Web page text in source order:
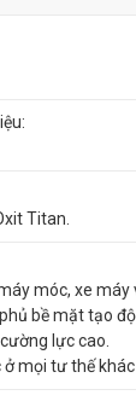
Titan.
móc, xe
bề mặt tạo
lực cao.
mọi tư thế khác